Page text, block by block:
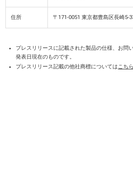
住所 〒171-0051 東京都豊島区長崎5-
プレスリリースに記載された製品の仕様、お問
発表日現在のものです。
プレスリリース記載の他社商標についてはこちら